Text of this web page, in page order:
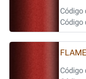
Código
Código
Código